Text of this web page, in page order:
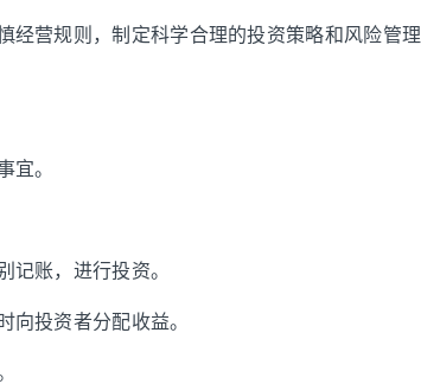
经营规则，制定科学合理的投资策略和风险管理
宜。
记账，进行投资。
向投资者分配收益。